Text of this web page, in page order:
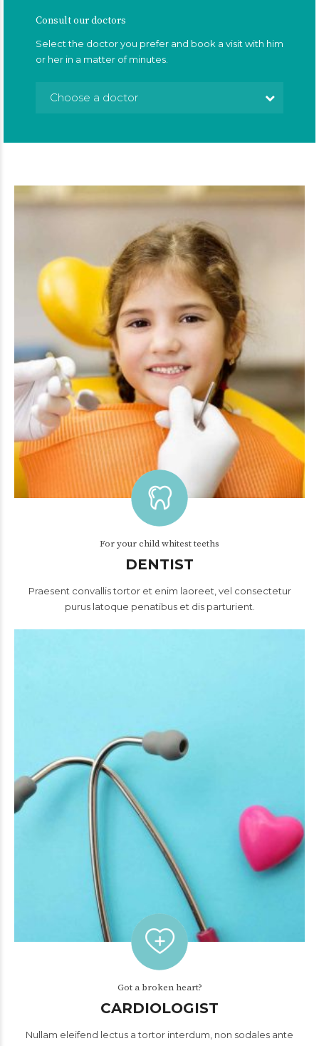
Consult our doctors
Select the doctor you prefer and book a visit with him
or her in a matter of minutes.
Choose a doctor
For your child whitest teeths
DENTIST
Praesent convallis tortor et enim laoreet, vel consectetur
purus latoque penatibus et dis parturient.
Got a broken heart?
CARDIOLOGIST
Nullam eleifend lectus a tortor interdum, non sodales ante